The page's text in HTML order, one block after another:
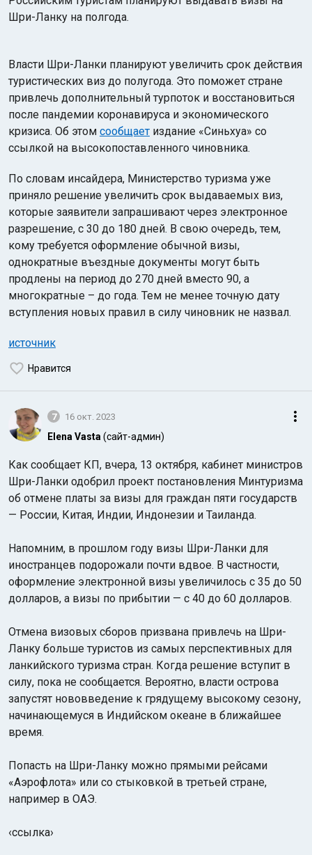
Шри-Ланку на полгода.
Власти Шри-Ланки планируют увеличить срок действия
туристических виз до полугода. Это поможет стране
привлечь дополнительный турпоток и восстановиться
после пандемии коронавируса и экономического
кризиса. Об этом сообщает издание «Синьхуа» со
ссылкой на высокопоставленного чиновника.
По словам инсайдера, Министерство туризма уже
приняло решение увеличить срок выдаваемых виз,
которые заявители запрашивают через электронное
разрешение, с 30 до 180 дней. В свою очередь, тем,
кому требуется оформление обычной визы,
однократные въездные документы могут быть
продлены на период до 270 дней вместо 90, а
многократные – до года. Тем не менее точную дату
вступления новых правил в силу чиновник не назвал.
источник
Нравится
7 16 окт. 2023
Elena Vasta (сайт-админ)
Как сообщает КП, вчера, 13 октября, кабинет министров
Шри-Ланки одобрил проект постановления Минтуризма
об отмене платы за визы для граждан пяти государств
— России, Китая, Индии, Индонезии и Таиланда.
Напомним, в прошлом году визы Шри-Ланки для
иностранцев подорожали почти вдвое. В частности,
оформление электронной визы увеличилось с 35 до 50
долларов, а визы по прибытии — с 40 до 60 долларов.
Отмена визовых сборов призвана привлечь на Шри-
Ланку больше туристов из самых перспективных для
ланкийского туризма стран. Когда решение вступит в
силу, пока не сообщается. Вероятно, власти острова
запустят нововведение к грядущему высокому сезону,
начинающемуся в Индийском океане в ближайшее
время.
Попасть на Шри-Ланку можно прямыми рейсами
«Аэрофлота» или со стыковкой в третьей стране,
например в ОАЭ.
‹ссылка›